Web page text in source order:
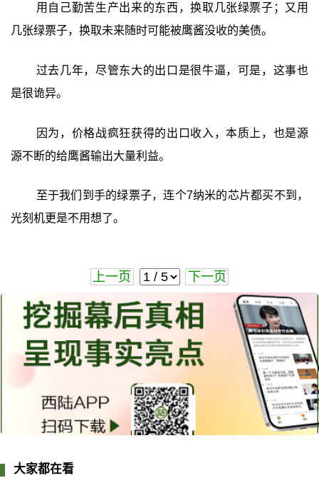
用自己勤苦生产出来的东西，换取几张绿票子；又用
几张绿票子，换取未来随时可能被鹰酱没收的美债。
过去几年，尽管东大的出口是很牛逼，可是，这事也
是很诡异。
因为，价格战疯狂获得的出口收入，本质上，也是源
源不断的给鹰酱输出大量利益。
至于我们到手的绿票子，连个7纳米的芯片都买不到，
光刻机更是不用想了。
上一页 下一页
大家都在看